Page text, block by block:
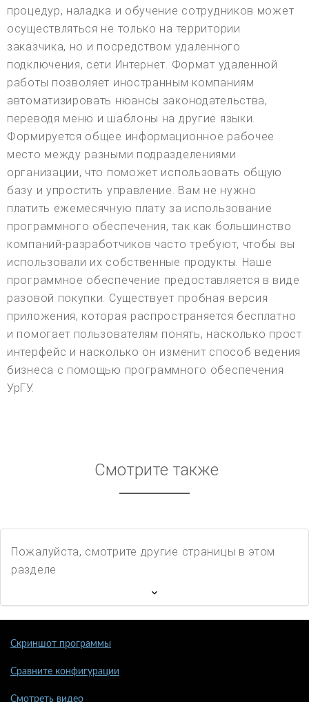
процедур, наладка и обучение сотрудников может
осуществляться не только на территории
заказчика, но и посредством удаленного
подключения, сети Интернет. Формат удаленной
работы позволяет иностранным компаниям
автоматизировать нюансы законодательства,
переводя меню и шаблоны на другие языки.
Формируется общее информационное рабочее
место между разными подразделениями
организации, что поможет использовать общую
базу и упростить управление. Вам не нужно
платить ежемесячную плату за использование
программного обеспечения, так как большинство
компаний-разработчиков часто требуют, чтобы вы
использовали их собственные продукты. Наше
программное обеспечение предоставляется в виде
разовой покупки. Существует пробная версия
приложения, которая распространяется бесплатно
и помогает пользователям понять, насколько прост
интерфейс и насколько он изменит способ ведения
бизнеса с помощью программного обеспечения
УрГУ.
Смотрите также
Пожалуйста, смотрите другие страницы в этом
разделе
Скриншот программы
Сравните конфигурации
Смотреть видео